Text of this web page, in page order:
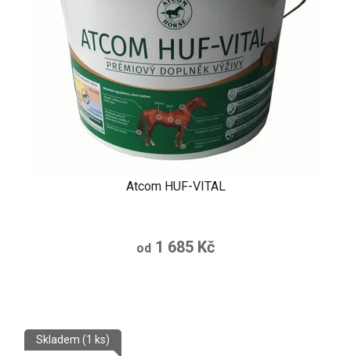
Atcom HUF-VITAL
od 1 685 Kč
Skladem (1 ks)